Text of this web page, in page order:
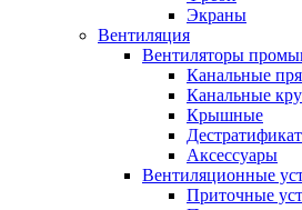
Экраны
Вентиляция
Вентиляторы
Канальные
Канальные
Крышные
Аксессуары
Вентиляционные
Приточные